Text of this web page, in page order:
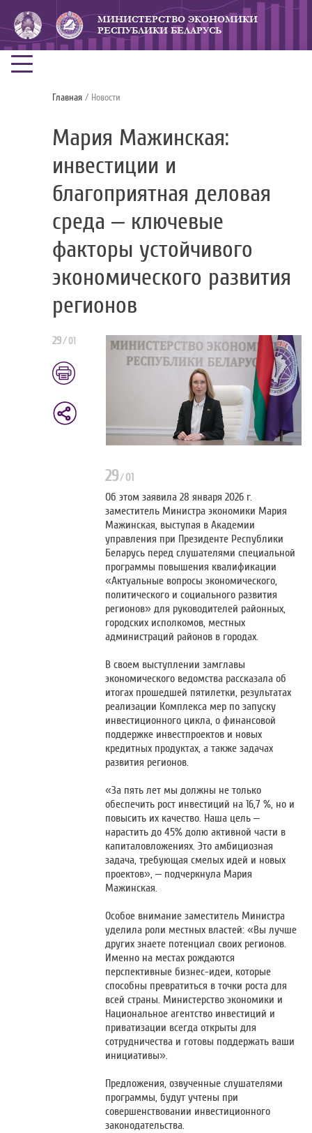
МИНИСТЕРСТВО ЭКОНОМИКИ
РЕСПУБЛИКИ БЕЛАРУСЬ
Главная / Новости
Мария Мажинская:
инвестиции и
благоприятная деловая
среда – ключевые
факторы устойчивого
экономического развития
регионов
29/ 01
29/01
Об этом заявила 28 января 2026 г.
заместитель Министра экономики Мария
Мажинская, выступая в Академии
управления при Президенте Республики
Беларусь перед слушателями специальной
программы повышения квалификации
«Актуальные вопросы экономического,
политического и социального развития
регионов» для руководителей районных,
городских исполкомов, местных
администраций районов в городах.
В своем выступлении замглавы
экономического ведомства рассказала об
итогах прошедшей пятилетки, результатах
реализации Комплекса мер по запуску
инвестиционного цикла, о финансовой
поддержке инвестпроектов и новых
кредитных продуктах, а также задачах
развития регионов.
«За пять лет мы должны не только
обеспечить рост инвестиций на 16,7 %, но и
повысить их качество. Наша цель –
нарастить до 45% долю активной части в
капиталовложениях. Это амбициозная
задача, требующая смелых идей и новых
проектов», – подчеркнула Мария
Мажинская.
Особое внимание заместитель Министра
уделила роли местных властей: «Вы лучше
других знаете потенциал своих регионов.
Именно на местах рождаются
перспективные бизнес-идеи, которые
способны превратиться в точки роста для
всей страны. Министерство экономики и
Национальное агентство инвестиций и
приватизации всегда открыты для
сотрудничества и готовы поддержать ваши
инициативы».
Предложения, озвученные слушателями
программы, будут учтены при
совершенствовании инвестиционного
законодательства.